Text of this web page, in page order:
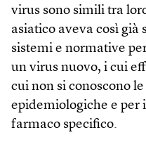
virus sono simili tra
asiatico aveva così già
sistemi e normative
un virus nuovo, i cui
cui non si conoscono
epidemiologiche e per
farmaco specifico.